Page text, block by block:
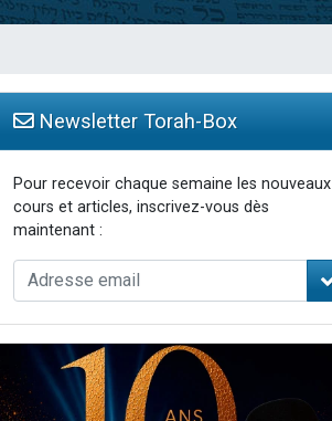
Newsletter Torah-Box
Pour recevoir chaque semaine les nouveaux
cours et articles, inscrivez-vous dès
maintenant :